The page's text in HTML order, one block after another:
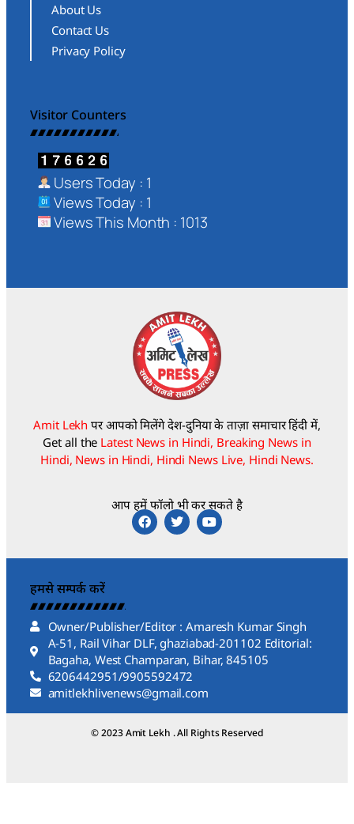
About Us
Contact Us
Privacy Policy
Visitor Counters
Users Today : 1
Views Today : 1
Views This Month : 1013
Amit Lekh पर आपको मिलेंगे देश-दुनिया के ताज़ा समाचार हिंदी में,
Get all the Latest News in Hindi, Breaking News in
Hindi, News in Hindi, Hindi News Live, Hindi News.
आप हमें फॉलो भी कर सकते है
हमसे सम्पर्क करें
Owner/Publisher/Editor : Amaresh Kumar Singh
A-51, Rail Vihar DLF, ghaziabad-201102 Editorial:
Bagaha, West Champaran, Bihar, 845105
6206442951/9905592472
amitlekhlivenews@gmail.com
© 2023 Amit Lekh . All Rights Reserved